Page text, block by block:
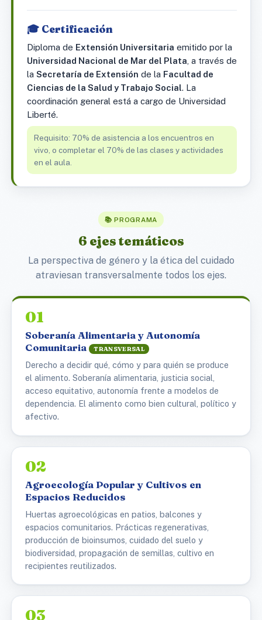
🎓 Certificación
Diploma de Extensión Universitaria emitido por la
Universidad Nacional de Mar del Plata , a través de
la Secretaría de Extensión de la Facultad de
Ciencias de la Salud y Trabajo Social. La
coordinación general está a cargo de Universidad
Liberté.
Requisito: 70% de asistencia a los encuentros en
vivo, o completar el 70% de las clases y actividades
en el aula.
📚 PROGRAMA
6 ejes temáticos
La perspectiva de género y la ética del cuidado
atraviesan transversalmente todos los ejes.
01
Soberanía Alimentaria y Autonomía
Comunitaria
TRANSVERSAL
Derecho a decidir qué, cómo y para quién se produce
el alimento. Soberanía alimentaria, justicia social,
acceso equitativo, autonomía frente a modelos de
dependencia. El alimento como bien cultural, político y
afectivo.
02
Agroecología Popular y Cultivos en
Espacios Reducidos
Huertas agroecológicas en patios, balcones y
espacios comunitarios. Prácticas regenerativas,
producción de bioinsumos, cuidado del suelo y
biodiversidad, propagación de semillas, cultivo en
recipientes reutilizados.
03